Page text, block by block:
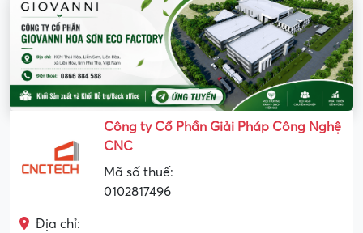
Công ty Cổ Phần Giải Pháp Công Nghệ
CNC
Mã số thuế:
0102817496
Địa chỉ: